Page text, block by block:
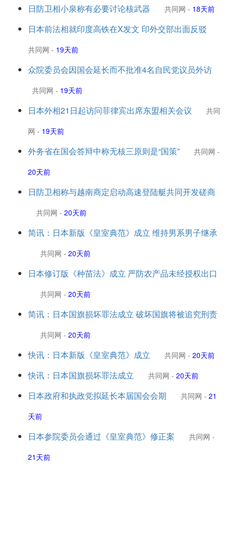
日防卫相小泉称有必要讨论核武器 共同网 - 18天前
日本前法相就印度高铁在X发文 印外交部出面反驳
共同网 - 19天前
众院委员会因国会延长而不批准4名自民党议员外访
共同网 - 19天前
日本外相21日起访问菲律宾出席东盟相关会议
共同
网 - 19天前
外务省在国会答辩中称无核三原则是“国策” 共同网 -
20天前
日防卫相称与越南商定启动高速登陆艇共同开发磋商
共同网 - 20天前
简讯：日本新版《皇室典范》成立 维持男系男子继承
共同网 - 20天前
日本修订版《种苗法》成立 严防农产品未经授权出口
共同网 - 20天前
简讯：日本国旗损坏罪法成立 破坏国旗将被追究刑责
共同网 - 20天前
快讯：日本新版《皇室典范》成立 共同网 - 20天前
快讯：日本国旗损坏罪法成立 共同网 - 20天前
日本政府和执政党拟延长本届国会会期 共同网 - 21
天前
日本参院委员会通过《皇室典范》修正案 共同网 -
21天前